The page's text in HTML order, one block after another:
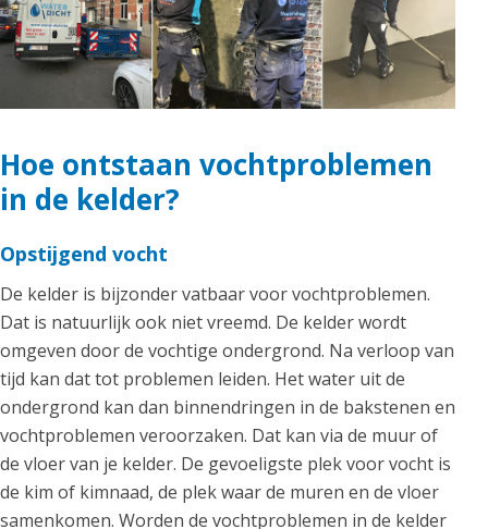
Hoe ontstaan vochtproblemen
in de kelder?
Opstijgend vocht
De kelder is bijzonder vatbaar voor vochtproblemen.
Dat is natuurlijk ook niet vreemd. De kelder wordt
omgeven door de vochtige ondergrond. Na verloop van
tijd kan dat tot problemen leiden. Het water uit de
ondergrond kan dan binnendringen in de bakstenen en
vochtproblemen veroorzaken. Dat kan via de muur of
de vloer van je kelder. De gevoeligste plek voor vocht is
de kim of kimnaad, de plek waar de muren en de vloer
samenkomen. Worden de vochtproblemen in de kelder